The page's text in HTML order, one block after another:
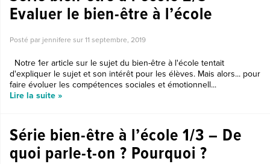
Evaluer le bien-être à l’école
Posté par jennifere sur 11 septembre, 2019
Notre 1er article sur le sujet du bien-être à l'école tentait
d'expliquer le sujet et son intérêt pour les élèves. Mais alors... pour
faire évoluer les compétences sociales et émotionnell...
Lire la suite »
Série bien-être à l’école 1/3 – De
quoi parle-t-on ? Pourquoi ?